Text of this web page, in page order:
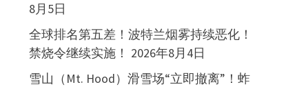
8月5日
全球排名第五差！波特兰烟雾持续恶化！
禁烧令继续实施！ 2026年8月4日
雪山（Mt. Hood）滑雪场“立即撤离”！蚱